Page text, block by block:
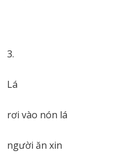
Lá
rơi vào nón lá
người ăn xin